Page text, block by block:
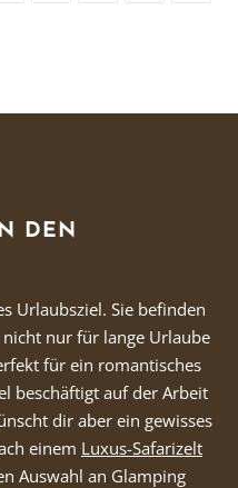
DEN
Urlaubsziel. Sie befinden
nur für lange Urlaube
für ein romantisches
beschäftigt auf der Arbeit
dir aber ein gewisses
einem Luxus-Safarizelt
Auswahl an Glamping